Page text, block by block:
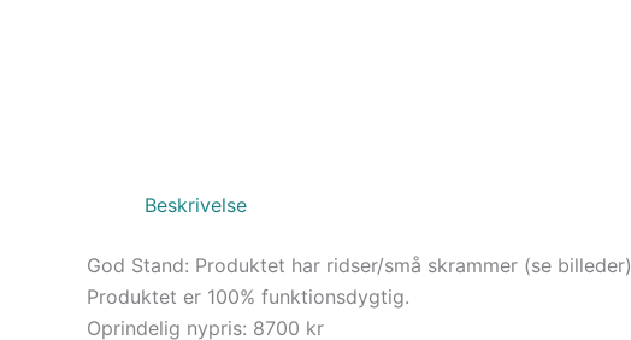
Beskrivelse
God Stand: Produktet har ridser/små skrammer (se billeder)
Produktet er 100% funktionsdygtig.
Oprindelig nypris: 8700 kr